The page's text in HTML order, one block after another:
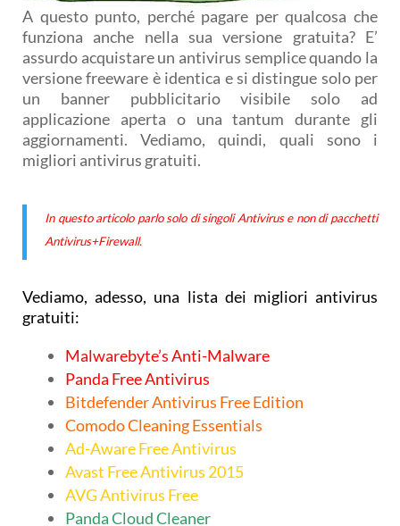
A questo punto, perché pagare per qualcosa che
funziona anche nella sua versione gratuita? E’
assurdo acquistare un antivirus semplice quando la
versione freeware è identica e si distingue solo per
un banner pubblicitario visibile solo ad
applicazione aperta o una tantum durante gli
aggiornamenti. Vediamo, quindi, quali sono i
migliori antivirus gratuiti.
In questo articolo parlo solo di singoli Antivirus e non di pacchetti
Antivirus+Firewall.
Vediamo, adesso, una lista dei migliori antivirus
gratuiti:
Malwarebyte’s Anti-Malware
Panda Free Antivirus
Bitdefender Antivirus Free Edition
Comodo Cleaning Essentials
Ad-Aware Free Antivirus
Avast Free Antivirus 2015
AVG Antivirus Free
Panda Cloud Cleaner